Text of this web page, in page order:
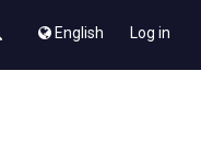
English Log in